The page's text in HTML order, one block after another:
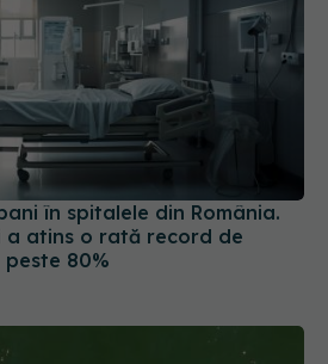
în spitalele din România.
a atins o rată record de
peste 80%